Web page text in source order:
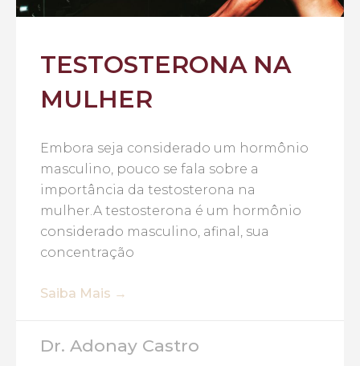
TESTOSTERONA NA
MULHER
Embora seja considerado um hormônio
masculino, pouco se fala sobre a
importância da testosterona na
mulher.A testosterona é um hormônio
considerado masculino, afinal, sua
concentração
Saiba Mais →
Dr. Adonay Castro